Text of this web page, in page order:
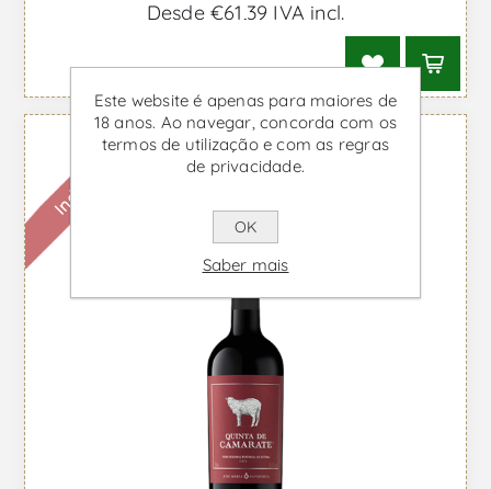
Desde €61,39 IVA incl.
Indisponível
Este website é apenas para maiores de
18 anos. Ao navegar, concorda com os
termos de utilização e com as regras
de privacidade.
OK
Saber mais